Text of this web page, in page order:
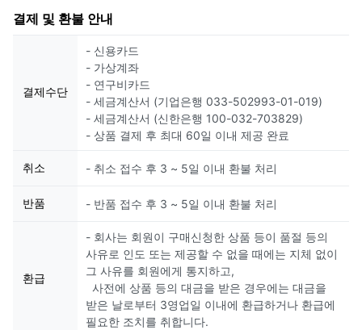
결제 및 환불 안내
결제수단
- 신용카드
- 가상계좌
- 연구비카드
- 세금계산서 (기업은행 033-502993-01-019)
- 세금계산서 (신한은행 100-032-703829)
- 상품 결제 후 최대 60일 이내 제공 완료
취소 - 취소 접수 후 3 ~ 5일 이내 환불 처리
반품 - 반품 접수 후 3 ~ 5일 이내 환불 처리
환급
- 회사는 회원이 구매신청한 상품 등이 품절 등의
사유로 인도 또는 제공할 수 없을 때에는 지체 없이
그 사유를 회원에게 통지하고,
사전에 상품 등의 대금을 받은 경우에는 대금을
받은 날로부터 3영업일 이내에 환급하거나 환급에
필요한 조치를 취합니다.